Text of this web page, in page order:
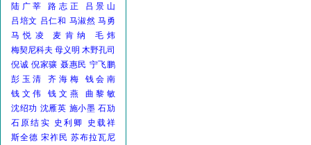
陆广莘
路志正
吕景山
吕培文 吕仁和 马淑然 马勇
马悦凌
麦肯纳
毛炜
梅契尼科夫 母义明 木野孔司
倪诚 倪家骧 聂惠民 宁飞鹏
彭玉清
齐海梅
钱会南
钱文伟
钱文燕
曲黎敏
沈绍功 沈雁英 施小墨 石劢
石原结实 史利卿
史载祥
斯全德 宋祚民 苏布拉瓦尼